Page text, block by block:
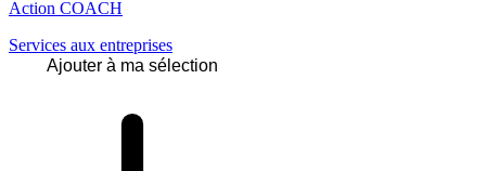
Action COACH
Services aux entreprises
Ajouter à ma sélection